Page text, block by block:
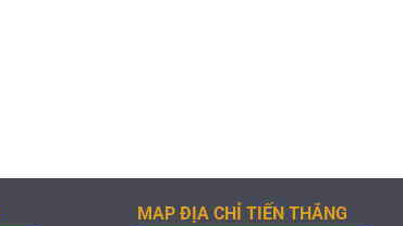
MAP ĐỊA CHỈ TIẾN THẮNG